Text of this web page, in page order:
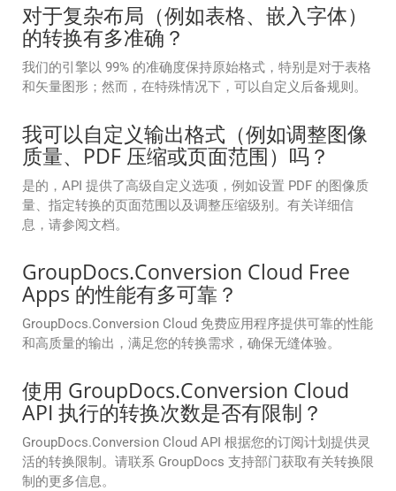
对于复杂布局（例如表格、嵌入字体）
的转换有多准确？
我们的引擎以 99% 的准确度保持原始格式，特别是对于表格
和矢量图形；然而，在特殊情况下，可以自定义后备规则。
我可以自定义输出格式（例如调整图像
质量、PDF 压缩或页面范围）吗？
是的，API 提供了高级自定义选项，例如设置 PDF 的图像质
量、指定转换的页面范围以及调整压缩级别。有关详细信
息，请参阅文档。
GroupDocs.Conversion Cloud Free
Apps 的性能有多可靠？
GroupDocs.Conversion Cloud 免费应用程序提供可靠的性能
和高质量的输出，满足您的转换需求，确保无缝体验。
使用 GroupDocs.Conversion Cloud
API 执行的转换次数是否有限制？
GroupDocs.Conversion Cloud API 根据您的订阅计划提供灵
活的转换限制。请联系 GroupDocs 支持部门获取有关转换限
制的更多信息。